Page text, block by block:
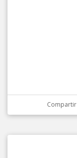
Compartir